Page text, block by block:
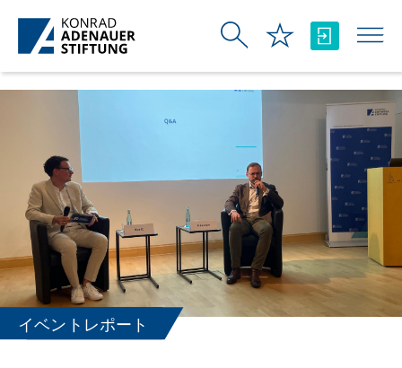
メインコンテンツにスキップ
イベントレポート